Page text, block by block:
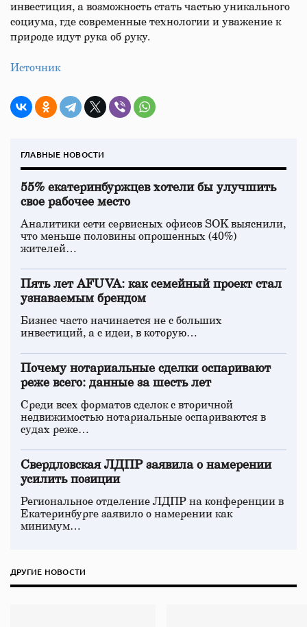
инвестиция, а возможность стать частью уникального
социума, где современные технологии и уважение к
природе идут рука об руку.
Источник
ГЛАВНЫЕ НОВОСТИ
55% екатеринбуржцев хотели бы улучшить
свое рабочее место
Аналитики сети сервисных офисов SOK выяснили,
что меньше половины опрошенных (40%)
жителей…
Пять лет AFUVA: как семейный проект стал
узнаваемым брендом
Бизнес часто начинается не с больших
инвестиций, а с идеи, в которую…
Почему нотариальные сделки оспаривают
реже всего: данные за шесть лет
Среди всех форматов сделок с вторичной
недвижимостью нотариальные оспариваются в
судах реже…
Свердловская ЛДПР заявила о намерении
усилить позиции
Региональное отделение ЛДПР на конференции в
Екатеринбурге заявило о намерении как
минимум…
ДРУГИЕ НОВОСТИ